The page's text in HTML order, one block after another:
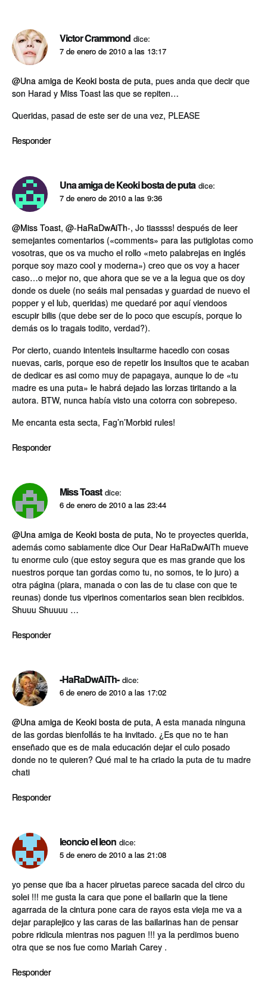
Victor Crammond dice:
7 de enero de 2010 a las 13:17
@Una amiga de Keoki bosta de puta, pues anda que decir que
son Harad y Miss Toast las que se repiten…
Queridas, pasad de este ser de una vez, PLEASE
Responder
Una amiga de Keoki bosta de puta dice:
7 de enero de 2010 a las 9:36
@Miss Toast, @-HaRaDwAiTh-, Jo tiassss! después de leer
semejantes comentarios («comments» para las putiglotas como
vosotras, que os va mucho el rollo «meto palabrejas en inglés
porque soy mazo cool y moderna») creo que os voy a hacer
caso…o mejor no, que ahora que se ve a la legua que os doy
donde os duele (no seáis mal pensadas y guardad de nuevo el
popper y el lub, queridas) me quedaré por aquí­ viendoos
escupir bilis (que debe ser de lo poco que escupí­s, porque lo
demás os lo tragais todito, verdad?).
Por cierto, cuando intenteis insultarme hacedlo con cosas
nuevas, caris, porque eso de repetir los insultos que te acaban
de dedicar es asi como muy de papagaya, aunque lo de «tu
madre es una puta» le habrá dejado las lorzas tiritando a la
autora. BTW, nunca habí­a visto una cotorra con sobrepeso.
Me encanta esta secta, Fag’n’Morbid rules!
Responder
Miss Toast dice:
6 de enero de 2010 a las 23:44
@Una amiga de Keoki bosta de puta, No te proyectes querida,
además como sabiamente dice Our Dear HaRaDwAiTh mueve
tu enorme culo (que estoy segura que es mas grande que los
nuestros porque tan gordas como tu, no somos, te lo juro) a
otra página (piara, manada o con las de tu clase con que te
reunas) donde tus viperinos comentarios sean bien recibidos.
Shuuu Shuuuu …
Responder
-HaRaDwAiTh- dice:
6 de enero de 2010 a las 17:02
@Una amiga de Keoki bosta de puta, A esta manada ninguna
de las gordas bienfollás te ha invitado. ¿Es que no te han
enseñado que es de mala educación dejar el culo posado
donde no te quieren? Qué mal te ha criado la puta de tu madre
chati
Responder
leoncio el leon dice:
5 de enero de 2010 a las 21:08
yo pense que iba a hacer piruetas parece sacada del circo du
solei !!! me gusta la cara que pone el bailarin que la tiene
agarrada de la cintura pone cara de rayos esta vieja me va a
dejar paraplejico y las caras de las bailarinas han de pensar
pobre ridicula mientras nos paguen !!! ya la perdimos bueno
otra que se nos fue como Mariah Carey .
Responder